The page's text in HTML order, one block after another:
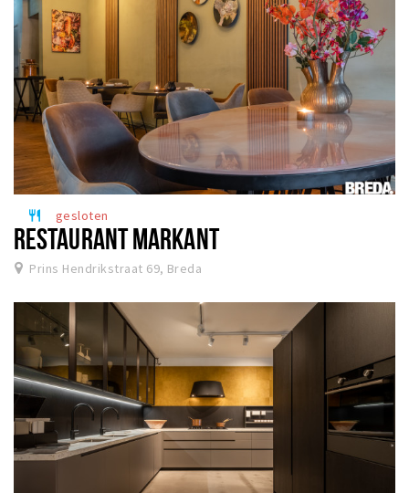
restaurant gesloten
RESTAURANT MARKANT
Prins Hendrikstraat 69, Breda